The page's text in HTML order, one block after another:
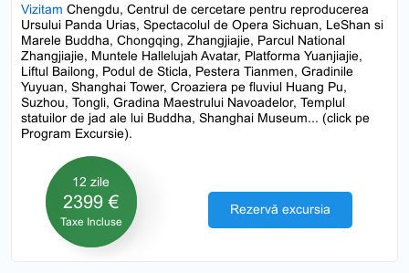
Vizitam Chengdu, Centrul de cercetare pentru reproducerea
Ursului Panda Urias, Spectacolul de Opera Sichuan, LeShan si
Marele Buddha, Chongqing, Zhangjiajie, Parcul National
Zhangjiajie, Muntele Hallelujah Avatar, Platforma Yuanjiajie,
Liftul Bailong, Podul de Sticla, Pestera Tianmen, Gradinile
Yuyuan, Shanghai Tower, Croaziera pe fluviul Huang Pu,
Suzhou, Tongli, Gradina Maestrului Navoadelor, Templul
statuilor de jad ale lui Buddha, Shanghai Museum... (click pe
Program Excursie).
12 zile
2399 €
Taxe Incluse
Rezervă excursia